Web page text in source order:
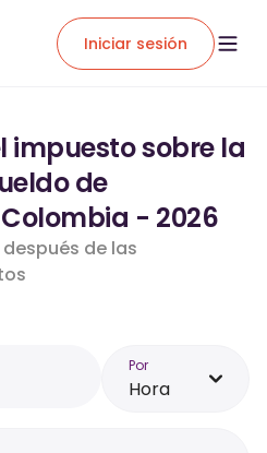
Iniciar sesión
sobre la
de
- 2026
de las
Por
Hora